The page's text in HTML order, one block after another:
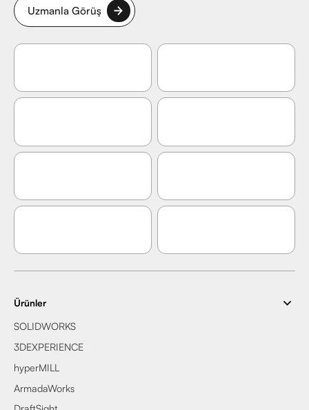
Uzmanla Görüş
Ürünler
SOLIDWORKS
3DEXPERIENCE
hyperMILL
ArmadaWorks